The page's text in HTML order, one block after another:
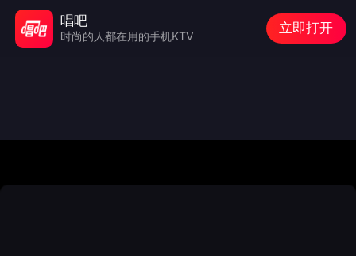
唱吧
时尚的人都在用的手机KTV
立即打开